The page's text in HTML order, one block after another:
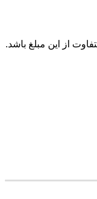
از این مبلغ باشد.